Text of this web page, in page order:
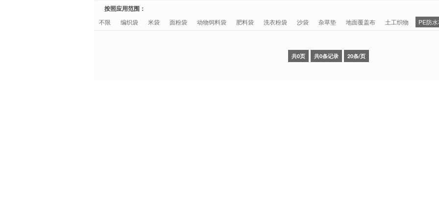
按照应用范围：
不限 编织袋 米袋 面粉袋 动物饲料袋 肥料袋 洗衣粉袋 沙袋 杂草垫 地面覆盖布 土工织物 PE防
共0页 共0条记录 20条/页